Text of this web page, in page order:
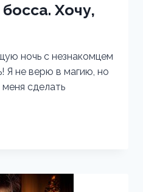
Хочу,
ночь с незнакомцем
Я не верю в магию, но
сделать